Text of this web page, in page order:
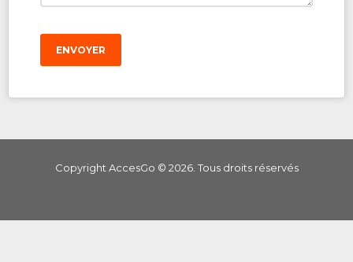
ENVOYER
Copyright AccesGo © 2026. Tous droits réservés